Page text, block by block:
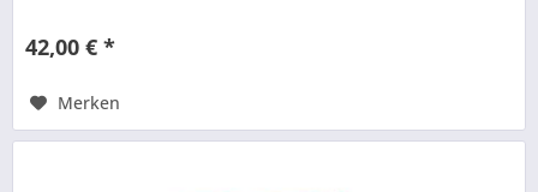
42,00 € *
Merken